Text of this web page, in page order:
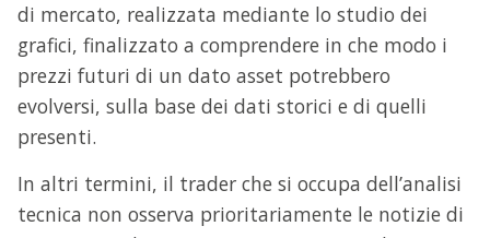
di mercato, realizzata mediante lo studio dei
grafici, finalizzato a comprendere in che modo i
prezzi futuri di un dato asset potrebbero
evolversi, sulla base dei dati storici e di quelli
presenti.
In altri termini, il trader che si occupa dell’analisi
tecnica non osserva prioritariamente le notizie di